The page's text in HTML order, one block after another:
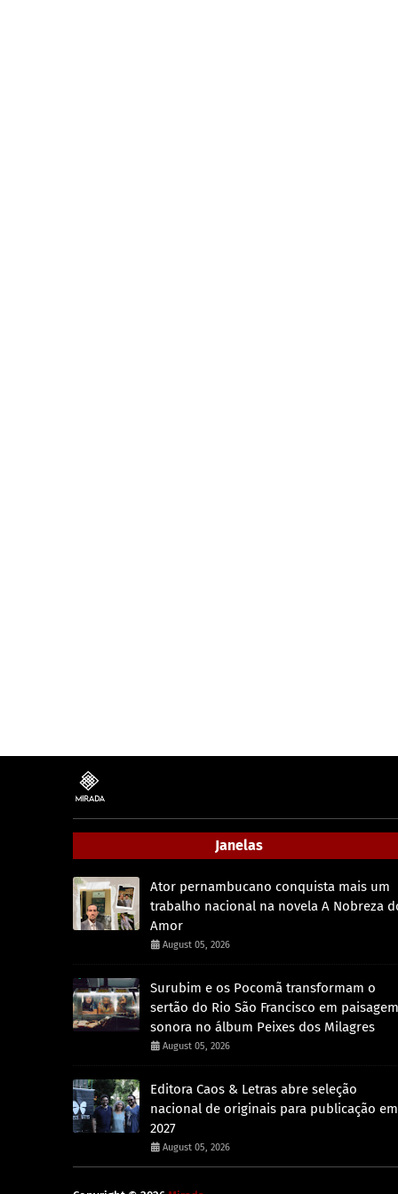
Janelas
Ator pernambucano conquista mais um
trabalho nacional na novela A Nobreza
Amor
August 05, 2026
Surubim e os Pocomã transformam o
sertão do Rio São Francisco em paisagem
sonora no álbum Peixes dos Milagres
August 05, 2026
Editora Caos & Letras abre seleção
nacional de originais para publicação em
2027
August 05, 2026